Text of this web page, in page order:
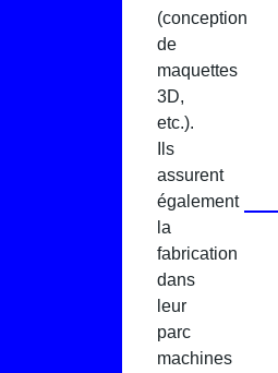
(conception
de
maquettes
3D,
etc.).
Ils
assurent
également
la
fabrication
dans
leur
parc
machines